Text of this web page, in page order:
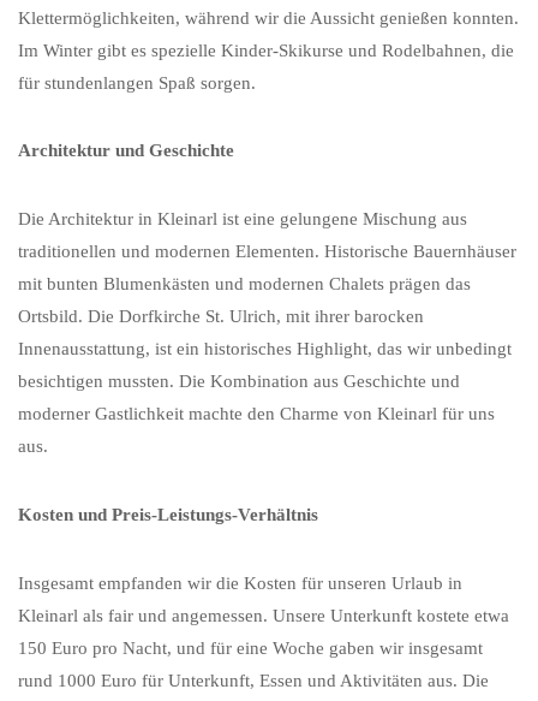
Klettermöglichkeiten, während wir die Aussicht genießen konnten.
Im Winter gibt es spezielle Kinder-Skikurse und Rodelbahnen, die
für stundenlangen Spaß sorgen.
Architektur und Geschichte
Die Architektur in Kleinarl ist eine gelungene Mischung aus
traditionellen und modernen Elementen. Historische Bauernhäuser
mit bunten Blumenkästen und modernen Chalets prägen das
Ortsbild. Die Dorfkirche St. Ulrich, mit ihrer barocken
Innenausstattung, ist ein historisches Highlight, das wir unbedingt
besichtigen mussten. Die Kombination aus Geschichte und
moderner Gastlichkeit machte den Charme von Kleinarl für uns
aus.
Kosten und Preis-Leistungs-Verhältnis
Insgesamt empfanden wir die Kosten für unseren Urlaub in
Kleinarl als fair und angemessen. Unsere Unterkunft kostete etwa
150 Euro pro Nacht, und für eine Woche gaben wir insgesamt
rund 1000 Euro für Unterkunft, Essen und Aktivitäten aus. Die